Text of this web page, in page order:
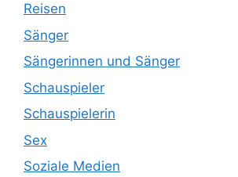
Reisen
Sänger
Sängerinnen und Sänger
Schauspieler
Schauspielerin
Sex
Soziale Medien